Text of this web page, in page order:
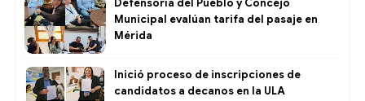
Defensoría del Pueblo y Concejo
Municipal evalúan tarifa del pasaje en
Mérida
Inició proceso de inscripciones de
candidatos a decanos en la ULA